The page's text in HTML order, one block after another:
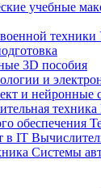
учебные
техники
3D пособия
и
и нейронные
техника
обеспечения
в IT
Системы